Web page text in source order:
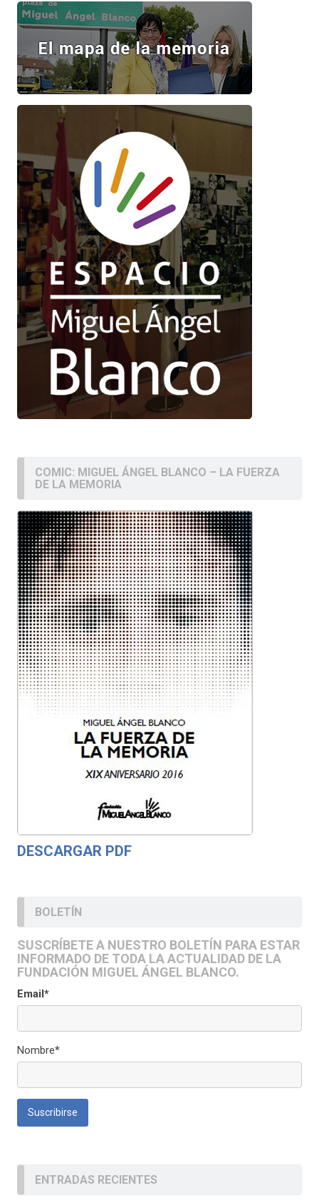
COMIC: MIGUEL ÁNGEL BLANCO – LA FUERZA
DE LA MEMORIA
DESCARGAR PDF
BOLETÍN
SUSCRÍBETE A NUESTRO BOLETÍN PARA ESTAR
INFORMADO DE TODA LA ACTUALIDAD DE LA
FUNDACIÓN MIGUEL ÁNGEL BLANCO.
Email*
Nombre*
ENTRADAS RECIENTES